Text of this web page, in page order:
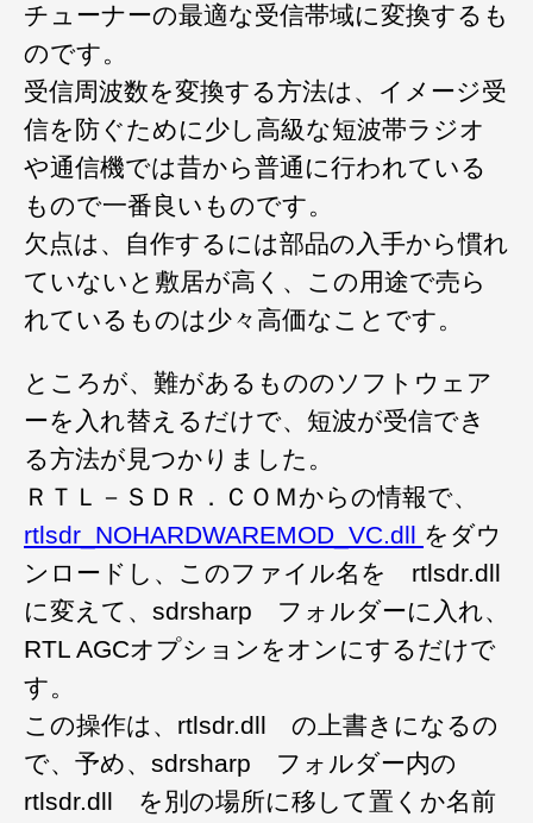
チューナーの最適な受信帯域に変換するも
のです。
受信周波数を変換する方法は、イメージ受
信を防ぐために少し高級な短波帯ラジオ
や通信機では昔から普通に行われている
もので一番良いものです。
欠点は、自作するには部品の入手から慣れ
ていないと敷居が高く、この用途で売ら
れているものは少々高価なことです。
ところが、難があるもののソフトウェア
ーを入れ替えるだけで、短波が受信でき
る方法が見つかりました。
ＲＴＬ－ＳＤＲ．ＣＯＭからの情報で、
rtlsdr_NOHARDWAREMOD_VC.dll をダウ
ンロードし、このファイル名を rtlsdr.dll
に変えて、sdrsharp フォルダーに入れ、
RTL AGCオプションをオンにするだけで
す。
この操作は、rtlsdr.dll の上書きになるの
で、予め、sdrsharp フォルダー内の
rtlsdr.dll を別の場所に移して置くか名前